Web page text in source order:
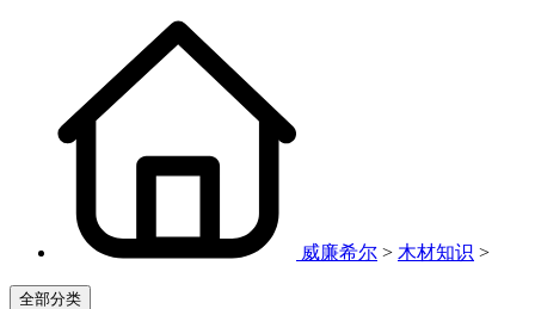
威廉希尔 > 木材知识 >
全部分类